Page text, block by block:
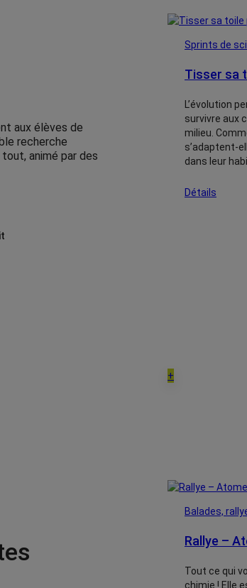
aux élèves de
recherche
animé par des
Sprints de
Tisser sa
L’évolution
survivre aux
milieu.
s’adaptent-
dans leur
Détails
+
Balades,
Rallye –
Tout ce qui
chimie ! Elle